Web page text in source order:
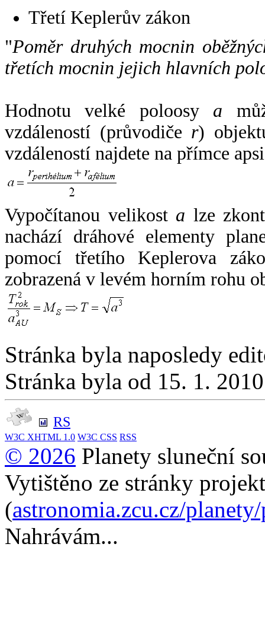
Třetí Keplerův zákon
"Poměr druhých mocnin
třetích mocnin jejich hlavních
Hodnotu velké poloosy a
vzdáleností (průvodiče r)
vzdáleností najdete na přímce
Vypočítanou velikost a lze
nachází dráhové elementy
pomocí třetího Keplerova
zobrazená v levém horním rohu
Stránka byla naposledy
Stránka byla od 15. 1.
RS
W3C XHTML 1.0 W3C CSS RSS
© 2026 Planety sluneční
Vytištěno ze stránky
(astronomia.zcu.cz/
Nahrávám...